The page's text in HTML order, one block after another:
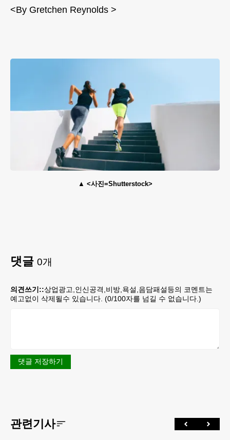
<By Gretchen Reynolds >
<사진=Shutterstock>
댓글 0개
의견쓰기::상업광고,인신공격,비방,욕설,음담패설등의 코멘트는
예고없이 삭제될수 있습니다. (0/100자를 넘길 수 없습니다.)
댓글 저장하기
관련기사